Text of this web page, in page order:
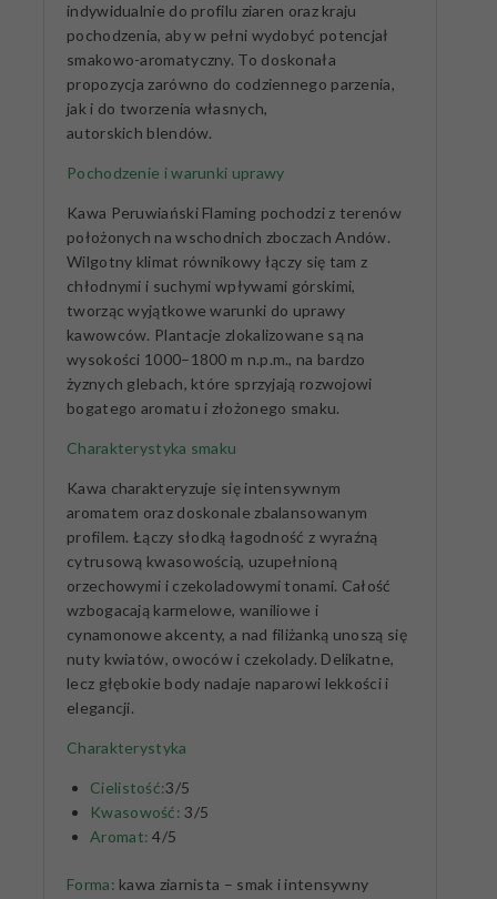
indywidualnie do profilu ziaren oraz kraju
pochodzenia, aby w pełni wydobyć potencjał
smakowo-aromatyczny. To doskonała
propozycja zarówno do codziennego parzenia,
jak i do tworzenia własnych,
autorskich blendów.
Pochodzenie i warunki uprawy
Kawa Peruwiański Flaming pochodzi z terenów
położonych na wschodnich zboczach Andów.
Wilgotny klimat równikowy łączy się tam z
chłodnymi i suchymi wpływami górskimi,
tworząc wyjątkowe warunki do uprawy
kawowców. Plantacje zlokalizowane są na
wysokości 1000–1800 m n.p.m., na bardzo
żyznych glebach, które sprzyjają rozwojowi
bogatego aromatu i złożonego smaku.
Charakterystyka smaku
Kawa charakteryzuje się intensywnym
aromatem oraz doskonale zbalansowanym
profilem. Łączy słodką łagodność z wyraźną
cytrusową kwasowością, uzupełnioną
orzechowymi i czekoladowymi tonami. Całość
wzbogacają karmelowe, waniliowe i
cynamonowe akcenty, a nad filiżanką unoszą się
nuty kwiatów, owoców i czekolady. Delikatne,
lecz głębokie body nadaje naparowi lekkości i
elegancji.
Charakterystyka
Cielistość:3/5
Kwasowość: 3/5
Aromat: 4/5
Forma: kawa ziarnista – smak i intensywny